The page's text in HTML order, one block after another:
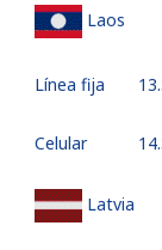
Laos
Línea fija
Celular
Latvia